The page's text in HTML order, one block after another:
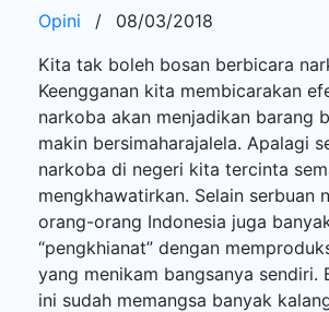
Opini /
08/03/2018
Kita tak boleh bosan berbicara
Keengganan kita membicarakan
narkoba akan menjadikan barang
makin bersimaharajalela. Apalagi
narkoba di negeri kita tercinta
mengkhawatirkan. Selain serbuan
orang-orang Indonesia juga
“pengkhianat” dengan
yang menikam bangsanya sendiri.
ini sudah memangsa banyak